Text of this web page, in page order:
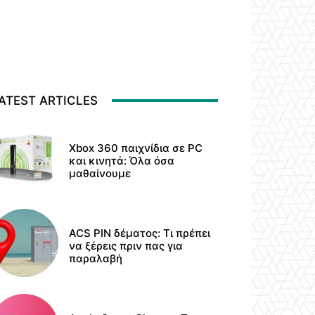
ARTICLES
Xbox 360 παιχνίδια σε PC
και κινητά: Όλα όσα
μαθαίνουμε
ACS PIN δέματος: Τι πρέπει
να ξέρεις πριν πας για
παραλαβή